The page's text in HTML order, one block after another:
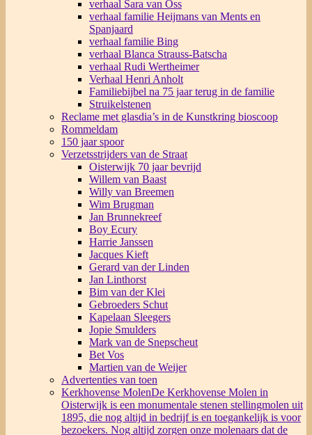
verhaal Sara van Oss
verhaal familie Heijmans van Ments en
Spanjaard
verhaal familie Bing
verhaal Blanca Strauss-Batscha
verhaal Rudi Wertheimer
Verhaal Henri Anholt
Familiebijbel na 75 jaar terug in de familie
Struikelstenen
Reclame met glasdia’s in de Kunstkring bioscoop
Rommeldam
150 jaar spoor
Verzetsstrijders van de Straat
Oisterwijk 70 jaar bevrijd
Willem van Baast
Willy van Breemen
Wim Brugman
Jan Brunnekreef
Boy Ecury
Harrie Janssen
Jacques Kieft
Gerard van der Linden
Jan Linthorst
Bim van der Klei
Gebroeders Schut
Kapelaan Sleegers
Jopie Smulders
Mark van de Snepscheut
Bet Vos
Martien van de Weijer
Advertenties van toen
Kerkhovense MolenDe Kerkhovense Molen in
Oisterwijk is een monumentale stenen stellingmolen uit
1895, die nog altijd in bedrijf is en toegankelijk is voor
bezoekers. Nog altijd zorgen onze molenaars dat de